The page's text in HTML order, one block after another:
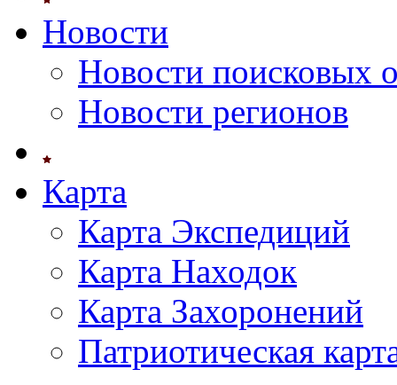
Новости
Новости поисковых
Новости регионов
Карта
Карта Экспедиций
Карта Находок
Карта Захоронений
Патриотическая